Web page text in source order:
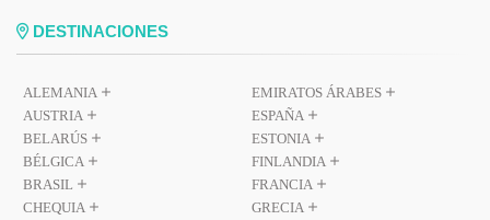
DESTINACIONES
ALEMANIA
AUSTRIA
BELARÚS
BÉLGICA
BRASIL
CHEQUIA
EMIRATOS ÁRABES
ESPAÑA
ESTONIA
FINLANDIA
FRANCIA
GRECIA